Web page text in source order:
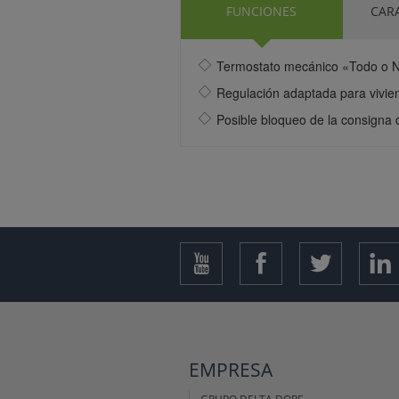
FUNCIONES
Termostato mecánico «Todo o
Regulación adaptada para
Posible bloqueo de la consigna
EMPRESA